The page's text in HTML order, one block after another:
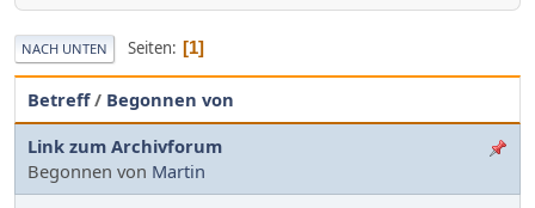
NACH UNTEN Seiten 1
Betreff/ Begonnen von
Link zum Archivforum
Begonnen von Martin